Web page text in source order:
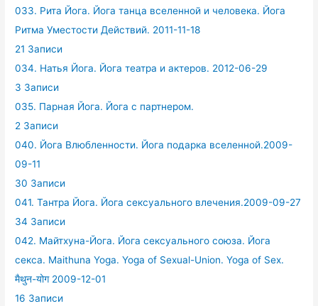
033. Рита Йога. Йога танца вселенной и человека. Йога
Ритма Уместости Действий. 2011-11-18
21 Записи
034. Натья Йога. Йога театра и актеров. 2012-06-29
3 Записи
035. Парная Йога. Йога с партнером.
2 Записи
040. Йога Влюбленности. Йога подарка вселенной.2009-
09-11
30 Записи
041. Тантра Йога. Йога сексуального влечения.2009-09-27
34 Записи
042. Майтхуна-Йога. Йога сексуального союза. Йога
секса. Maithuna Yoga. Yoga of Sexual-Union. Yoga of Sex.
मैथुन-योग 2009-12-01
16 Записи